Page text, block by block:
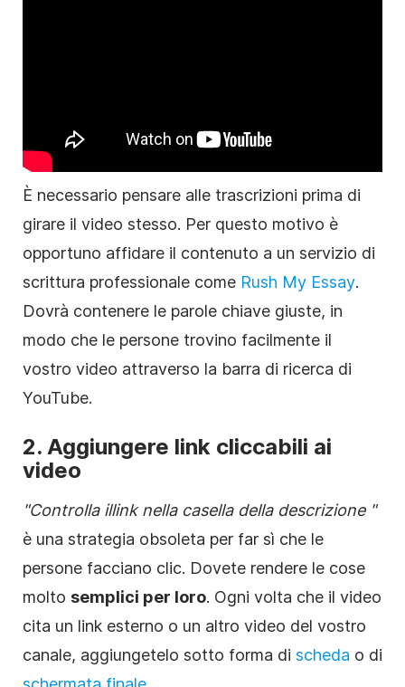
È necessario pensare alle trascrizioni prima di
girare il video stesso. Per questo motivo è
opportuno affidare il contenuto a un servizio di
scrittura professionale come Rush My Essay.
Dovrà contenere le parole chiave giuste, in
modo che le persone trovino facilmente il
vostro video attraverso la barra di ricerca di
YouTube.
2. Aggiungere link cliccabili ai
video
"Controlla illink nella casella della descrizione"
è una strategia obsoleta per far sì che le
persone facciano clic. Dovete rendere le cose
molto semplici per loro. Ogni volta che il video
cita un link esterno o un altro video del vostro
canale, aggiungetelo sotto forma di scheda o di